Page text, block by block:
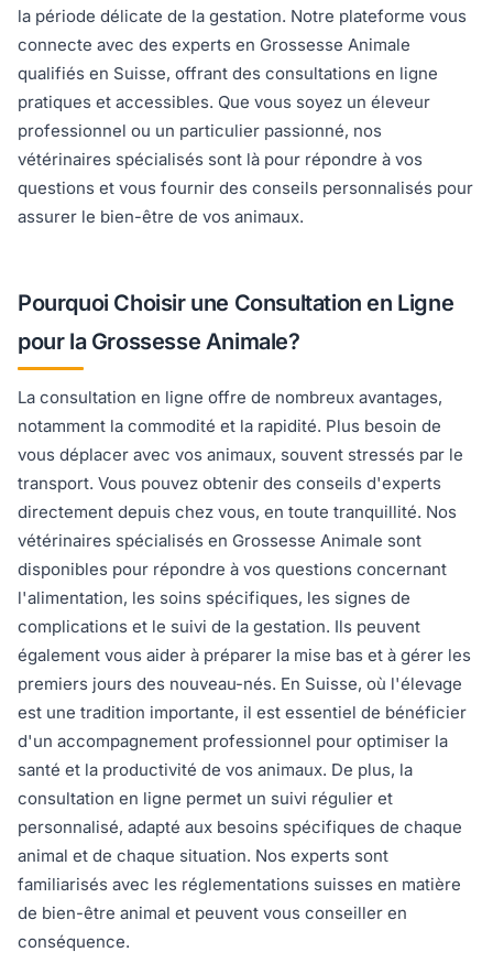
la période délicate de la gestation. Notre plateforme vous
connecte avec des experts en Grossesse Animale
qualifiés en Suisse, offrant des consultations en ligne
pratiques et accessibles. Que vous soyez un éleveur
professionnel ou un particulier passionné, nos
vétérinaires spécialisés sont là pour répondre à vos
questions et vous fournir des conseils personnalisés pour
assurer le bien-être de vos animaux.
Pourquoi Choisir une Consultation en Ligne
pour la Grossesse Animale?
La consultation en ligne offre de nombreux avantages,
notamment la commodité et la rapidité. Plus besoin de
vous déplacer avec vos animaux, souvent stressés par le
transport. Vous pouvez obtenir des conseils d'experts
directement depuis chez vous, en toute tranquillité. Nos
vétérinaires spécialisés en Grossesse Animale sont
disponibles pour répondre à vos questions concernant
l'alimentation, les soins spécifiques, les signes de
complications et le suivi de la gestation. Ils peuvent
également vous aider à préparer la mise bas et à gérer les
premiers jours des nouveau-nés. En Suisse, où l'élevage
est une tradition importante, il est essentiel de bénéficier
d'un accompagnement professionnel pour optimiser la
santé et la productivité de vos animaux. De plus, la
consultation en ligne permet un suivi régulier et
personnalisé, adapté aux besoins spécifiques de chaque
animal et de chaque situation. Nos experts sont
familiarisés avec les réglementations suisses en matière
de bien-être animal et peuvent vous conseiller en
conséquence.